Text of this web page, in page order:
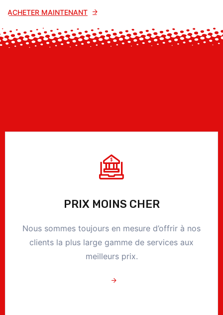
ACHETER MAINTENANT
PRIX MOINS CHER
Nous sommes toujours en mesure d’offrir à nos
clients la plus large gamme de services aux
meilleurs prix.